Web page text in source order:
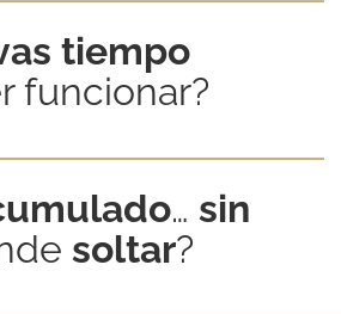
tiempo
funcionar?
… sin
soltar?